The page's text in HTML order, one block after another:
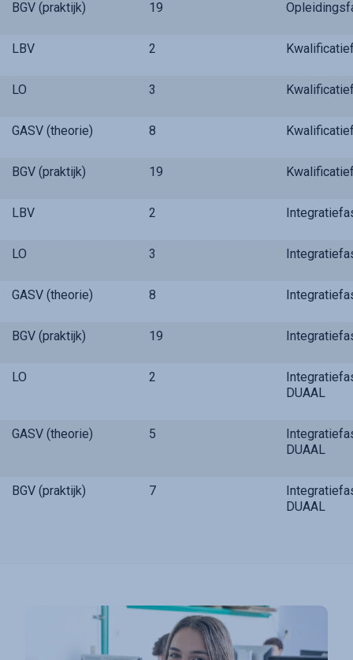
BGV (praktijk) 19
LBV 2
LO 3
GASV (theorie) 8
BGV (praktijk) 19
LBV 2
LO 3
GASV (theorie) 8
BGV (praktijk) 19
LO 2
DUAAL
GASV (theorie) 5
DUAAL
BGV (praktijk) 7
DUAAL